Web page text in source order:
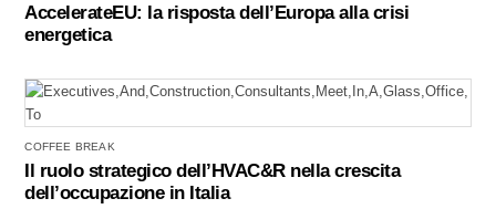
AccelerateEU: la risposta dell’Europa alla crisi
energetica
COFFEE BREAK
Il ruolo strategico dell’HVAC&R nella crescita
dell’occupazione in Italia